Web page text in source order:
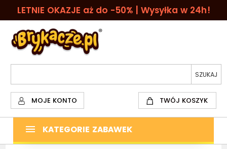
LETNIE OKAZJE aż do -50% | Wysyłka w 24h!
MOJE KONTO TWÓJ KOSZYK
KATEGORIE ZABAWEK